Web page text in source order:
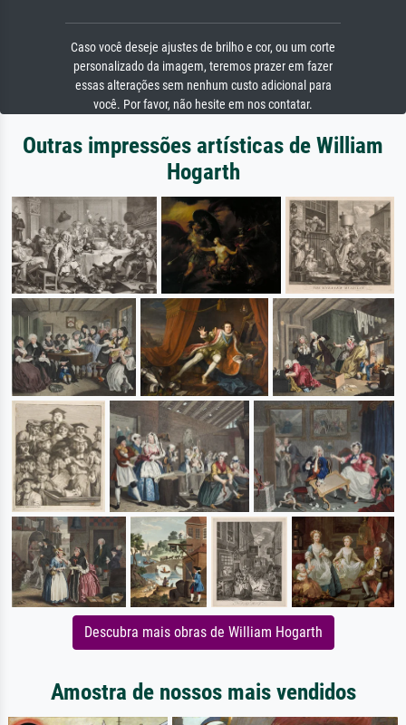
Caso você deseje ajustes de brilho e cor, ou um corte
personalizado da imagem, teremos prazer em fazer
essas alterações sem nenhum custo adicional para
você. Por favor, não hesite em nos contatar.
Outras impressões artísticas de William
Hogarth
Descubra mais obras de William Hogarth
Amostra de nossos mais vendidos